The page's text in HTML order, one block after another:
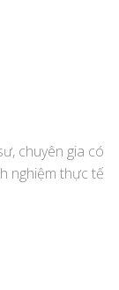
chuyên gia có
nghiệm thực tế